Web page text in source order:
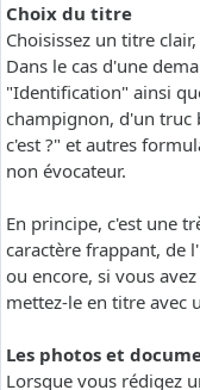
Choix du titre
Choisissez un titre
Dans le cas d'une
"Identification" ainsi
champignon, d'un truc
c'est ?" et autres
non évocateur.
En principe, c'est une
caractère frappant, de
ou encore, si vous
mettez-le en titre avec
Les photos et
Lorsque vous rédigez